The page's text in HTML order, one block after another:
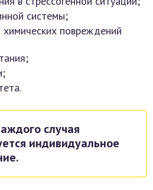
системы;
химических повреждений
случая
индивидуальное